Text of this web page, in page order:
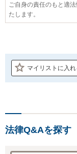
ご自身の責任のもと適
たします。
マイリストに入れ
法律Q&Aを探す